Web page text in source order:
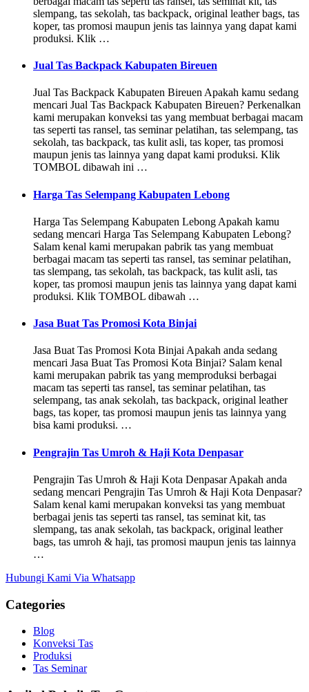
slempang, tas sekolah, tas backpack, original leather bags, tas
koper, tas promosi maupun jenis tas lainnya yang dapat kami
produksi. Klik …
Jual Tas Backpack Kabupaten Bireuen
Jual Tas Backpack Kabupaten Bireuen Apakah kamu sedang
mencari Jual Tas Backpack Kabupaten Bireuen? Perkenalkan
kami merupakan konveksi tas yang membuat berbagai macam
tas seperti tas ransel, tas seminar pelatihan, tas selempang, tas
sekolah, tas backpack, tas kulit asli, tas koper, tas promosi
maupun jenis tas lainnya yang dapat kami produksi. Klik
TOMBOL dibawah ini …
Harga Tas Selempang Kabupaten Lebong
Harga Tas Selempang Kabupaten Lebong Apakah kamu
sedang mencari Harga Tas Selempang Kabupaten Lebong?
Salam kenal kami merupakan pabrik tas yang membuat
berbagai macam tas seperti tas ransel, tas seminar pelatihan,
tas slempang, tas sekolah, tas backpack, tas kulit asli, tas
koper, tas promosi maupun jenis tas lainnya yang dapat kami
produksi. Klik TOMBOL dibawah …
Jasa Buat Tas Promosi Kota Binjai
Jasa Buat Tas Promosi Kota Binjai Apakah anda sedang
mencari Jasa Buat Tas Promosi Kota Binjai? Salam kenal
kami merupakan pabrik tas yang memproduksi berbagai
macam tas seperti tas ransel, tas seminar pelatihan, tas
selempang, tas anak sekolah, tas backpack, original leather
bags, tas koper, tas promosi maupun jenis tas lainnya yang
bisa kami produksi. …
Pengrajin Tas Umroh & Haji Kota Denpasar
Pengrajin Tas Umroh & Haji Kota Denpasar Apakah anda
sedang mencari Pengrajin Tas Umroh & Haji Kota Denpasar?
Salam kenal kami merupakan konveksi tas yang membuat
berbagai jenis tas seperti tas ransel, tas seminat kit, tas
slempang, tas anak sekolah, tas backpack, original leather
bags, tas umroh & haji, tas promosi maupun jenis tas lainnya
…
Hubungi Kami Via Whatsapp
Categories
Blog
Konveksi Tas
Produksi
Tas Seminar